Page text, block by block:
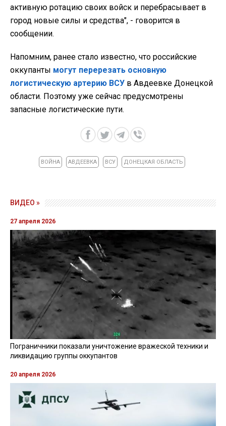
активную ротацию своих войск и перебрасывает в
город новые силы и средства", - говорится в
сообщении.
Напомним, ранее стало известно, что российские
оккупанты могут перерезать основную
логистическую артерию ВСУ в Авдеевке Донецкой
области. Поэтому уже сейчас предусмотрены
запасные логистические пути.
ВОЙНА АВДЕЕВКА ВСУ ДОНЕЦКАЯ ОБЛАСТЬ
ВИДЕО »
27 апреля 2026
Пограничники показали уничтожение вражеской техники и
ликвидацию группы оккупантов
20 апреля 2026